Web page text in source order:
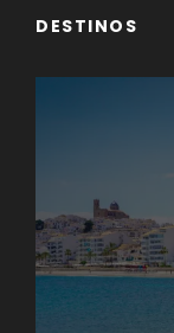
DESTINOS